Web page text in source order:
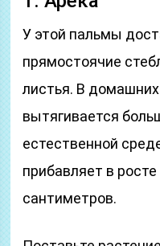
У этой пальмы
прямостоячие
листья. В
вытягивается
естественной
прибавляет в
сантиметров.